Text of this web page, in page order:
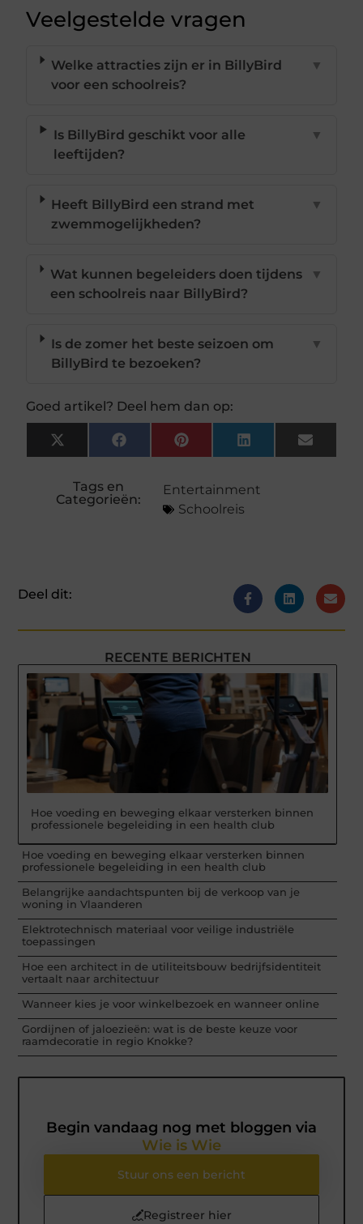
Veelgestelde vragen
Welke attracties zijn er in BillyBird
voor een schoolreis?
▼
Is BillyBird geschikt voor alle
leeftijden?
▼
Heeft BillyBird een strand met
zwemmogelijkheden?
▼
Wat kunnen begeleiders doen tijdens
een schoolreis naar BillyBird?
▼
Is de zomer het beste seizoen om
BillyBird te bezoeken?
▼
Goed artikel? Deel hem dan op:
X
(Twitter)
FacebookPinterestLinkedInEmail
Tags en
Categorieën:
Entertainment
Schoolreis
Deel dit:
RECENTE BERICHTEN
Hoe voeding en beweging elkaar versterken binnen
professionele begeleiding in een health club
Hoe voeding en beweging elkaar versterken binnen
professionele begeleiding in een health club
Belangrijke aandachtspunten bij de verkoop van je
woning in Vlaanderen
Elektrotechnisch materiaal voor veilige industriële
toepassingen
Hoe een architect in de utiliteitsbouw bedrijfsidentiteit
vertaalt naar architectuur
Wanneer kies je voor winkelbezoek en wanneer online
Gordijnen of jaloezieën: wat is de beste keuze voor
raamdecoratie in regio Knokke?
Begin vandaag nog met bloggen via
Wie is Wie
Stuur ons een bericht
Registreer hier